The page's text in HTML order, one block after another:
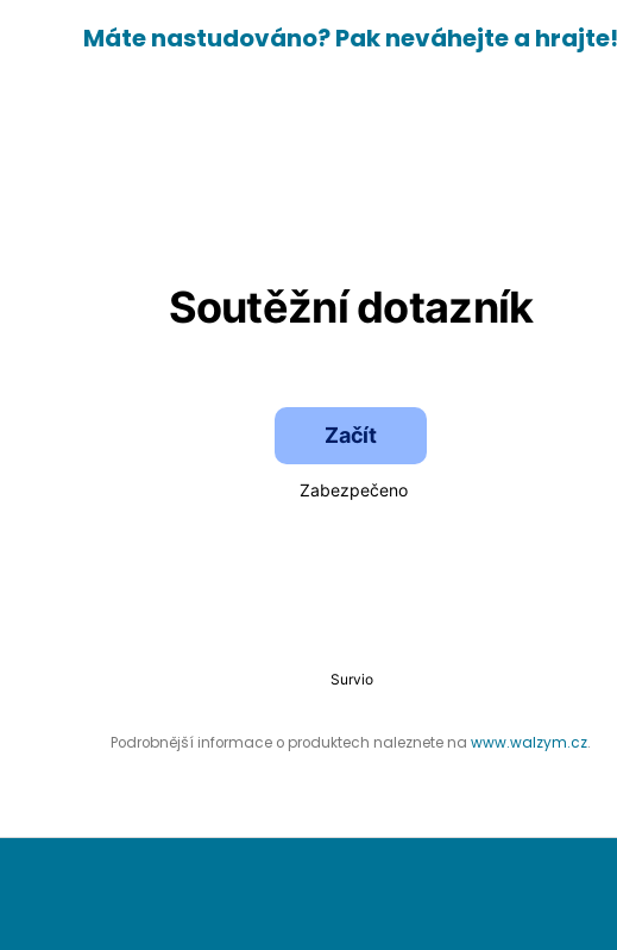
Máte nastudováno? Pak neváhejte a hrajte!
Podrobnější informace o produktech naleznete na www.walzym.cz.